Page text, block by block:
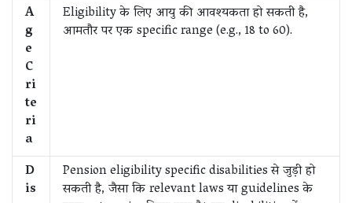
A
g
e
C
ri
te
ri
a
Eligibility के लिए आयु की आवश्यकता हो सकती है,
आमतौर पर एक specific range (e.g., 18 to 60).
D
is
Pension eligibility specific disabilities से जुड़ी हो
सकती है, जैसा कि relevant laws या guidelines के